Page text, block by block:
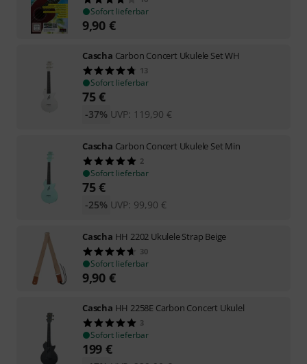
Sofort lieferbar
9,90 €
Cascha Carbon Concert Ukulele Set WH
13
Sofort lieferbar
75€
UVP: 119,90 €
-37%
Cascha Carbon Concert Ukulele Set Min
2
Sofort lieferbar
75€
UVP: 99,90 €
-25%
Cascha HH 2202 Ukulele Strap Beige
30
Sofort lieferbar
9,90 €
Cascha HH 2258E Carbon Concert Ukulel
3
Sofort lieferbar
199 €